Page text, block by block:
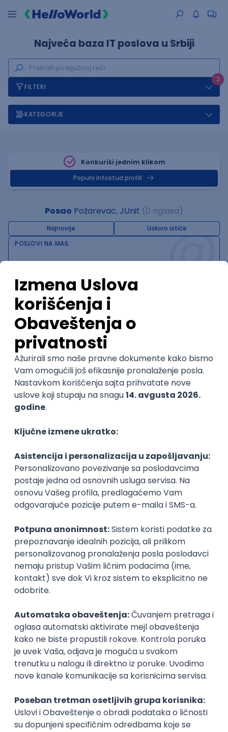
Najveća baza IT poslova u Srbiji
2
FILTERI
KATEGORIJE
Konkuriši jednim klikom
Popuni infostud profill
Posao Požarevac, JUnit (0 oglasa)
Najnovije Uskoro ističe@
POSLOVI NA MAIL
POSLODAVAC
GRAD
SENIORITET
NAČIN RADA
Najnoviji poslovi svakog dana u tvom
inboxu
Prijavi se
Trenutno nema oglasa po traženim kriterijumima
OGLASI PO KRITERIJUMU JUnit
Tech Lead, Android Core Product
Speechify
Remote
04.09.2026.
140.000,00 - 200.000,00 USD (gross)
iOS
Android JUnit MVVM Canvas NodeJS
QA
Istaknuti poslodavci
Okupljamo IT zajednicu, podižemo
transparentnost domaćeg IT tržišta rada i
efikasno spajamo kandidate i poslodavce.